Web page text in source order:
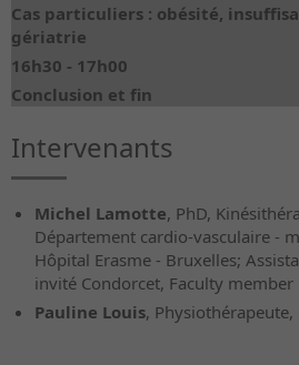
Cas particuliers : obésité,
gériatrie
16h30 - 17h00
Conclusion et fin
Intervenants
Michel Lamotte, PhD,
Département cardio-vasculaire -
Hôpital Erasme - Bruxelles;
invité Condorcet, Faculty member
Pauline Louis, Physiothérapeute,